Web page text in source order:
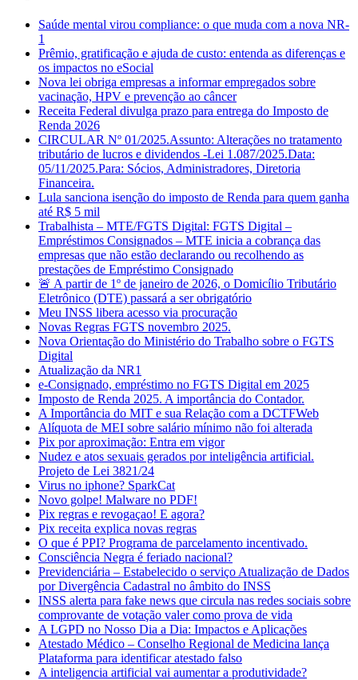
Saúde mental virou compliance: o que muda com a nova NR-
1
Prêmio, gratificação e ajuda de custo: entenda as diferenças e
os impactos no eSocial
Nova lei obriga empresas a informar empregados sobre
vacinação, HPV e prevenção ao câncer
Receita Federal divulga prazo para entrega do Imposto de
Renda 2026
CIRCULAR Nº 01/2025.Assunto: Alterações no tratamento
tributário de lucros e dividendos -Lei 1.087/2025.Data:
05/11/2025.Para: Sócios, Administradores, Diretoria
Financeira.
Lula sanciona isenção do imposto de Renda para quem ganha
até R$ 5 mil
Trabalhista – MTE/FGTS Digital: FGTS Digital –
Empréstimos Consignados – MTE inicia a cobrança das
empresas que não estão declarando ou recolhendo as
prestações de Empréstimo Consignado
🚨 A partir de 1º de janeiro de 2026, o Domicílio Tributário
Eletrônico (DTE) passará a ser obrigatório
Meu INSS libera acesso via procuração
Novas Regras FGTS novembro 2025.
Nova Orientação do Ministério do Trabalho sobre o FGTS
Digital
Atualização da NR1
e-Consignado, empréstimo no FGTS Digital em 2025
Imposto de Renda 2025. A importância do Contador.
A Importância do MIT e sua Relação com a DCTFWeb
Alíquota de MEI sobre salário mínimo não foi alterada
Pix por aproximação: Entra em vigor
Nudez e atos sexuais gerados por inteligência artificial.
Projeto de Lei 3821/24
Virus no iphone? SparkCat
Novo golpe! Malware no PDF!
Pix regras e revogaçao! E agora?
Pix receita explica novas regras
O que é PPI? Programa de parcelamento incentivado.
Consciência Negra é feriado nacional?
Previdenciária – Estabelecido o serviço Atualização de Dados
por Divergência Cadastral no âmbito do INSS
INSS alerta para fake news que circula nas redes sociais sobre
comprovante de votação valer como prova de vida
A LGPD no Nosso Dia a Dia: Impactos e Aplicações
Atestado Médico – Conselho Regional de Medicina lança
Plataforma para identificar atestado falso
A inteligencia artificial vai aumentar a produtividade?